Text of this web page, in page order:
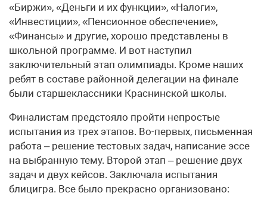
«Биржи», «Деньги и их функции», «Налоги»,
«Инвестиции», «Пенсионное обеспечение»,
«Финансы» и другие, хорошо представлены в
школьной программе. И вот наступил
заключительный этап олимпиады. Кроме наших
ребят в составе районной делегации на финале
были старшеклассники Краснинской школы.
Финалистам предстояло пройти непростые
испытания из трех этапов. Во-первых, письменная
работа – решение тестовых задач, написание эссе
на выбранную тему. Второй этап – решение двух
задач и двух кейсов. Заключала испытания
блицигра. Все было прекрасно организовано: